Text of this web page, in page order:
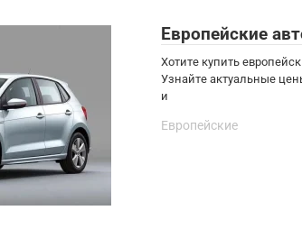
Европейские
Хотите купить
Узнайте актуальные
и
Европейские